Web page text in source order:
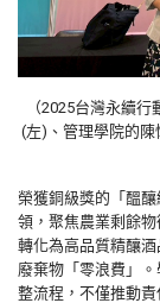
（2025台灣永續
(左)、管理學院的
榮獲銅級獎的「醞
領，聚焦農業剩餘
轉化為高品質精釀
廢棄物「零浪費」
整流程，不僅推動